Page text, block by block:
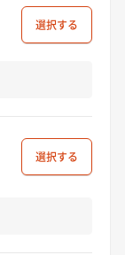
選択
選択